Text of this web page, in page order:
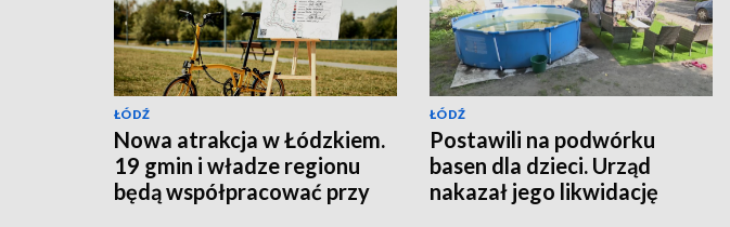
ŁÓDŹ
Nowa atrakcja w Łódzkiem.
19 gmin i władze regionu
będą współpracować przy
ŁÓDŹ
Postawili na podwórku
basen dla dzieci. Urząd
nakazał jego likwidację